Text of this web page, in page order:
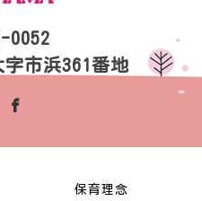
0052
市浜361番地
保育理念